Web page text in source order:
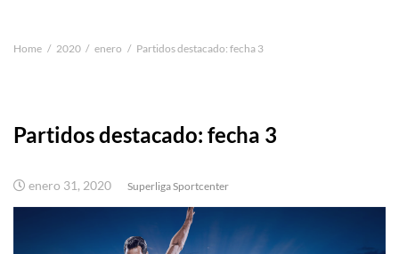
Home 2020 enero Partidos destacado: fecha 3
Partidos destacado: fecha 3
enero 31, 2020 Superliga Sportcenter